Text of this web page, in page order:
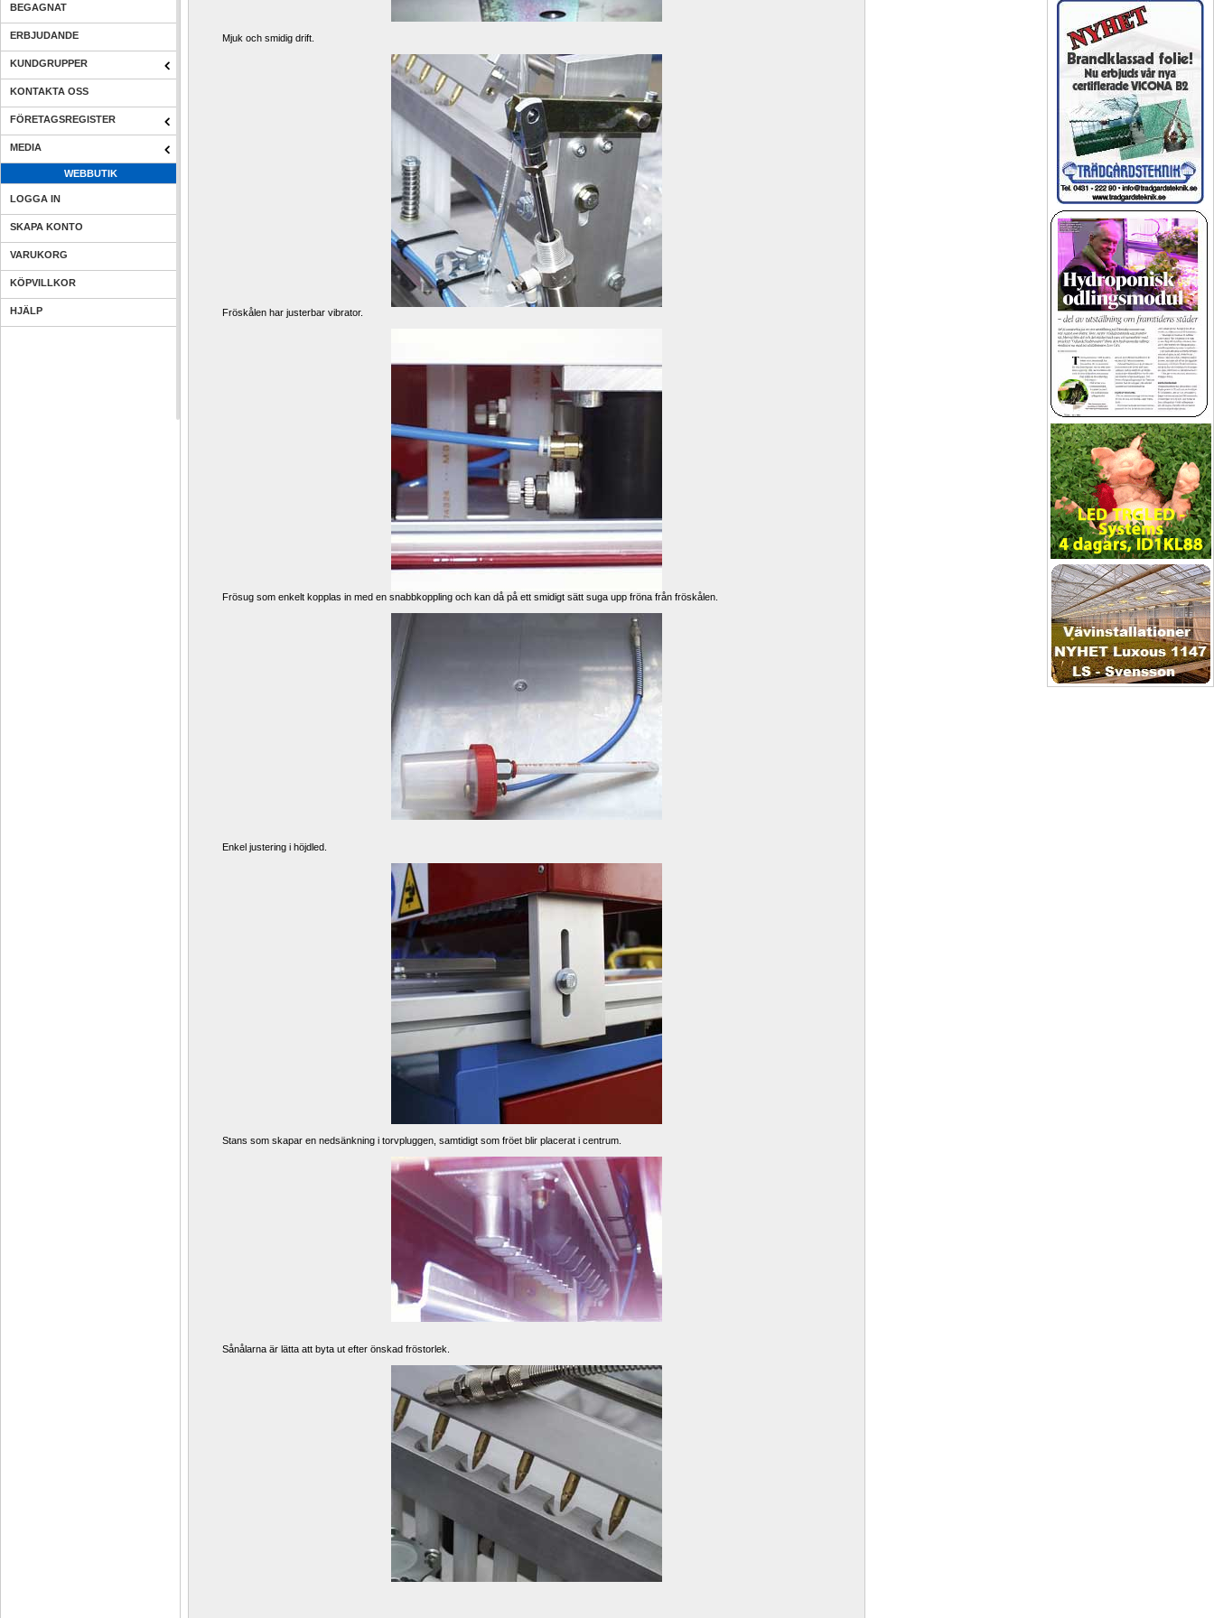
BEGAGNAT
ERBJUDANDE
KUNDGRUPPER
KONTAKTA OSS
FÖRETAGSREGISTER
MEDIA
WEBBUTIK
LOGGA IN
SKAPA KONTO
VARUKORG
KÖPVILLKOR
HJÄLP
Mjuk och smidig drift.
Fröskålen har justerbar vibrator.
Frösug som enkelt kopplas in med en snabbkoppling och kan då på ett smidigt sätt suga upp fröna från fröskålen.
Enkel justering i höjdled.
Stans som skapar en nedsänkning i torvpluggen, samtidigt som fröet blir placerat i centrum.
Sånålarna är lätta att byta ut efter önskad fröstorlek.